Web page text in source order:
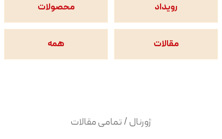
رویداد محصولات
مقالات همه
ژورنال / تمامی مقالات